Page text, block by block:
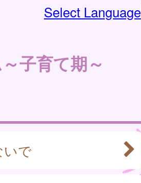
Select Language
子育て期～
いで